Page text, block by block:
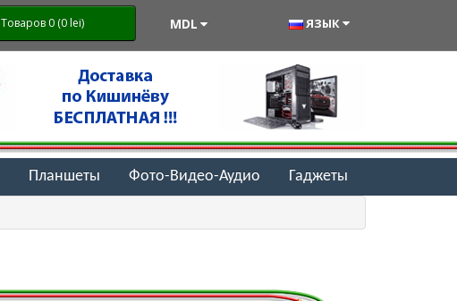
Товаров 0 (0 lei) MDL ЯЗЫК
Планшеты Фото-Видео-Аудио Гаджеты